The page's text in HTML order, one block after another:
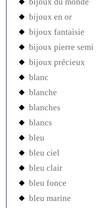
bijoux du monde
bijoux en or
bijoux fantaisie
bijoux pierre semi
bijoux précieux
blanc
blanche
blanches
blancs
bleu
bleu ciel
bleu clair
bleu fonce
bleu marine